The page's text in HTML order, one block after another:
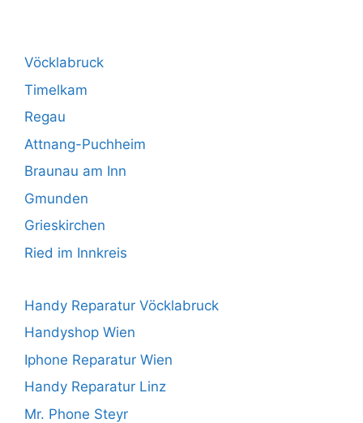
Vöcklabruck
Timelkam
Regau
Attnang-Puchheim
Braunau am Inn
Gmunden
Grieskirchen
Ried im Innkreis
Handy Reparatur Vöcklabruck
Handyshop Wien
Iphone Reparatur Wien
Handy Reparatur Linz
Mr. Phone Steyr